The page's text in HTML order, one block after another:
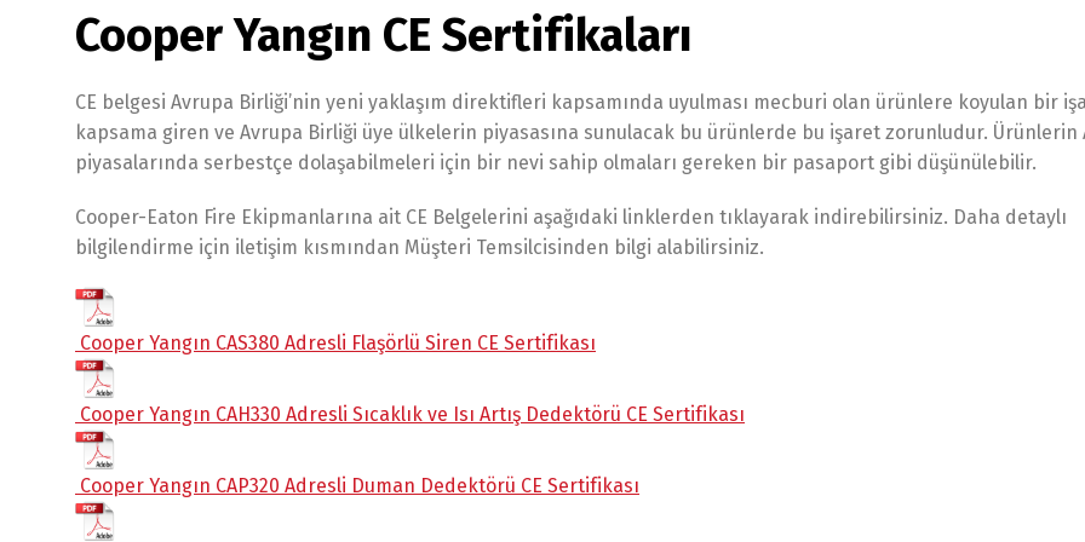
Cooper Yangın CE Sertifikaları
CE belgesi Avrupa Birliği’nin yeni yaklaşım direktifleri kapsamında uyulması mecburi olan ürünlere koyulan bir
kapsama giren ve Avrupa Birliği üye ülkelerin piyasasına sunulacak bu ürünlerde bu işaret zorunludur. Ürünlerin
piyasalarında serbestçe dolaşabilmeleri için bir nevi sahip olmaları gereken bir pasaport gibi düşünülebilir.
Cooper-Eaton Fire Ekipmanlarına ait CE Belgelerini aşağıdaki linklerden tıklayarak indirebilirsiniz. Daha detaylı
bilgilendirme için iletişim kısmından Müşteri Temsilcisinden bilgi alabilirsiniz.
Cooper Yangın CAS380 Adresli Flaşörlü Siren CE Sertifikası
Cooper Yangın CAH330 Adresli Sıcaklık ve Isı Artış Dedektörü CE Sertifikası
Cooper Yangın CAP320 Adresli Duman Dedektörü CE Sertifikası